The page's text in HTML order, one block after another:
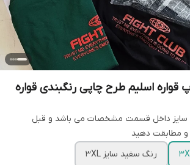
اسلیم طرح چاپی رنگبندی قواره
سایز داخل قسمت مشخصات می باشد و قبل
مطابقت دهید
رنگ سفید سایز 3XL